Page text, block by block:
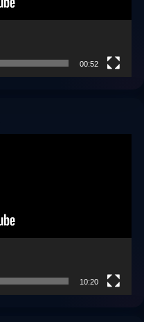
00:52
10:20